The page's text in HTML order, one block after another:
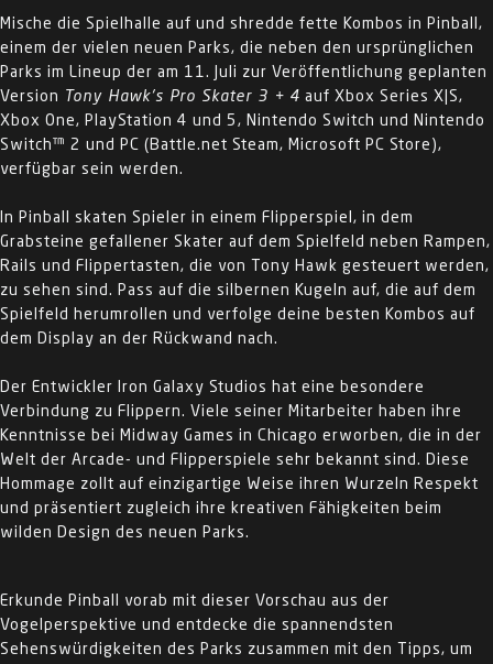
Mische die Spielhalle auf und shredde fette Kombos in Pinball,
einem der vielen neuen Parks, die neben den ursprünglichen
Parks im Lineup der am 11. Juli zur Veröffentlichung geplanten
Version
Tony Hawk's Pro Skater 3 + 4 auf Xbox Series X|S,
Xbox One, PlayStation 4 und 5, Nintendo Switch und Nintendo
Switch™ 2 und PC (Battle.net Steam, Microsoft PC Store),
verfügbar sein werden.
In Pinball skaten Spieler in einem Flipperspiel, in dem
Grabsteine gefallener Skater auf dem Spielfeld neben Rampen,
Rails und Flippertasten, die von Tony Hawk gesteuert werden,
zu sehen sind. Pass auf die silbernen Kugeln auf, die auf dem
Spielfeld herumrollen und verfolge deine besten Kombos auf
dem Display an der Rückwand nach.
Der Entwickler Iron Galaxy Studios hat eine besondere
Verbindung zu Flippern. Viele seiner Mitarbeiter haben ihre
Kenntnisse bei Midway Games in Chicago erworben, die in der
Welt der Arcade- und Flipperspiele sehr bekannt sind. Diese
Hommage zollt auf einzigartige Weise ihren Wurzeln Respekt
und präsentiert zugleich ihre kreativen Fähigkeiten beim
wilden Design des neuen Parks.
Erkunde Pinball vorab mit dieser Vorschau aus der
Vogelperspektive und entdecke die spannendsten
Sehenswürdigkeiten des Parks zusammen mit den Tipps, um